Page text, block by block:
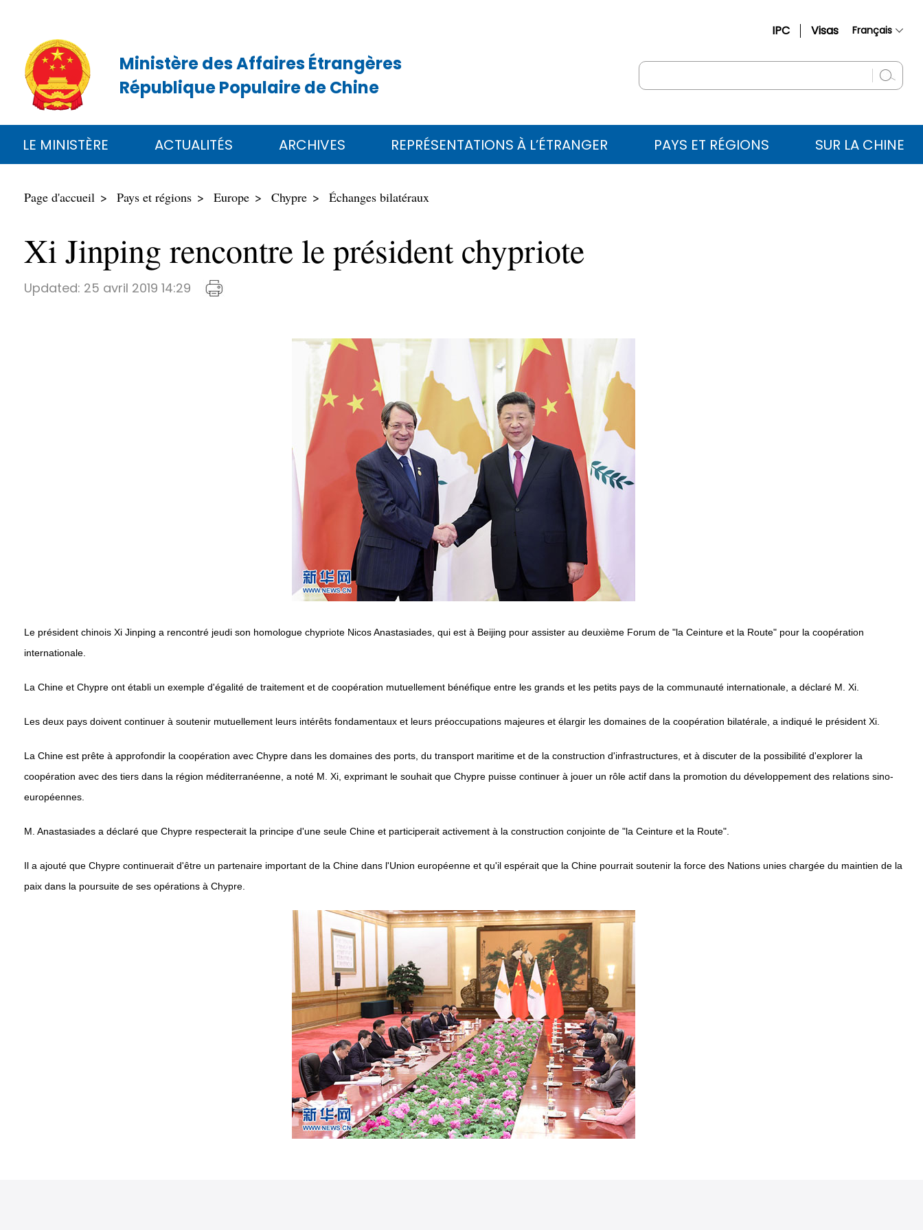
IPC Visas Français
English
عربي
Ministère des Affaires Étrangères
République Populaire de Chine
LE MINISTÈRE ACTUALITÉS ARCHIVES REPRÉSENTATIONS À L’ÉTRANGER PAYS ET RÉGIONS SUR LA CHINE
Page d'accueil Pays et régions Europe Chypre Échanges bilatéraux
Xi Jinping rencontre le président chypriote
Updated: 25 avril 2019 14:29
Le président chinois Xi Jinping a rencontré jeudi son homologue chypriote Nicos Anastasiades, qui est à Beijing pour assister au deuxième Forum de "la Ceinture et la Route" pour la coopération
internationale.
La Chine et Chypre ont établi un exemple d'égalité de traitement et de coopération mutuellement bénéfique entre les grands et les petits pays de la communauté internationale, a déclaré M. Xi.
Les deux pays doivent continuer à soutenir mutuellement leurs intérêts fondamentaux et leurs préoccupations majeures et élargir les domaines de la coopération bilatérale, a indiqué le président Xi.
La Chine est prête à approfondir la coopération avec Chypre dans les domaines des ports, du transport maritime et de la construction d'infrastructures, et à discuter de la possibilité d'explorer la
coopération avec des tiers dans la région méditerranéenne, a noté M. Xi, exprimant le souhait que Chypre puisse continuer à jouer un rôle actif dans la promotion du développement des relations sino-
européennes.
M. Anastasiades a déclaré que Chypre respecterait la principe d'une seule Chine et participerait activement à la construction conjointe de "la Ceinture et la Route".
Il a ajouté que Chypre continuerait d'être un partenaire important de la Chine dans l'Union européenne et qu'il espérait que la Chine pourrait soutenir la force des Nations unies chargée du maintien de la
paix dans la poursuite de ses opérations à Chypre.